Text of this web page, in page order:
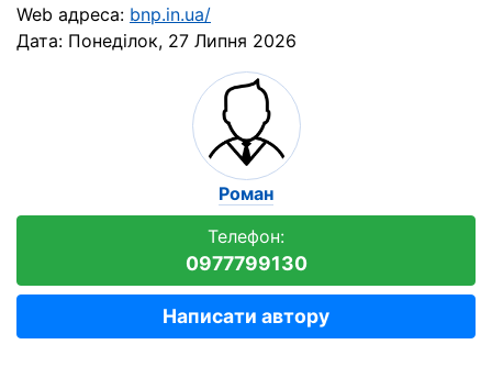
Web адреса: bnp.in.ua/
Дата: Понеділок, 27 Липня 2026
Роман
Телефон:
0977799130
Написати автору